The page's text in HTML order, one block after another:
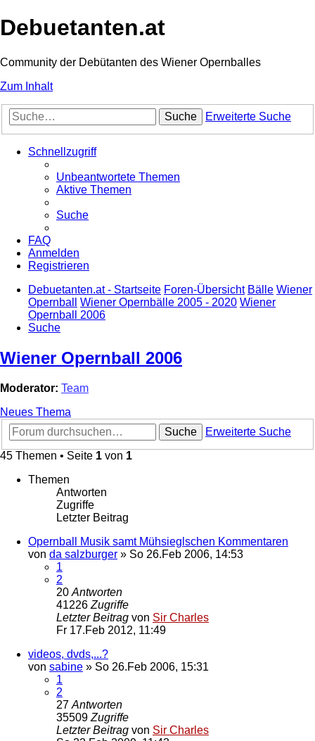
Debuetanten.at
Community der Debütanten des Wiener Opernballes
Zum Inhalt
Suche Erweiterte Suche
Schnellzugriff
Unbeantwortete Themen
Aktive Themen
Suche
FAQ
Anmelden
Registrieren
Debuetanten.at - Startseite Foren-Übersicht Bälle Wiener
Opernball
Wiener Opernbälle 2005 - 2020 Wiener
Opernball 2006
Suche
Wiener Opernball 2006
Moderator: Team
Neues Thema
Suche
Erweiterte Suche
45 Themen • Seite 1 von 1
Themen
Antworten
Zugriffe
Letzter Beitrag
Opernball Musik samt Mühsieglschen Kommentaren
von da salzburger » So 26.Feb 2006, 14:53
1
2
20 Antworten
41226 Zugriffe
Letzter Beitrag von Sir Charles
Fr 17.Feb 2012, 11:49
videos, dvds,...?
von sabine » So 26.Feb 2006, 15:31
1
2
27 Antworten
35509 Zugriffe
Letzter Beitrag von Sir Charles